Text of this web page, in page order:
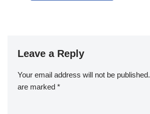
Leave a Reply
Your email address will not be published.
are marked *